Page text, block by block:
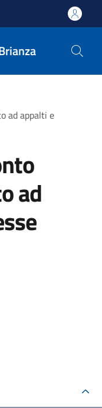
ad appalti e
ad